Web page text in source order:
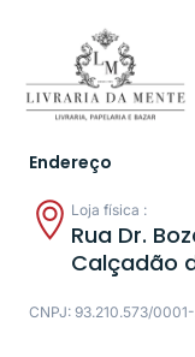
Endereço
Loja física :
Rua Dr.
Calçadão
CNPJ: 93.210.573/